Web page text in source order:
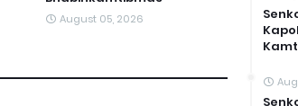
August 05, 2026